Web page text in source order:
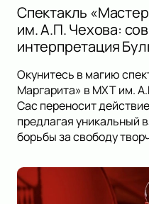
Спектакль
им. А.П. Чехова:
интерпретация
Окунитесь в магию
Маргарита» в МХТ им.
Сас переносит
предлагая уникальный
борьбы за свободу